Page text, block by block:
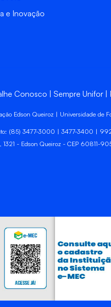
e Inovação
Conosco Sempre Unifor
Edson Queiroz | Universidade de
(85) 3477-3000 | 3477-3400 |
1321 - Edson Queiroz - CEP 60811-